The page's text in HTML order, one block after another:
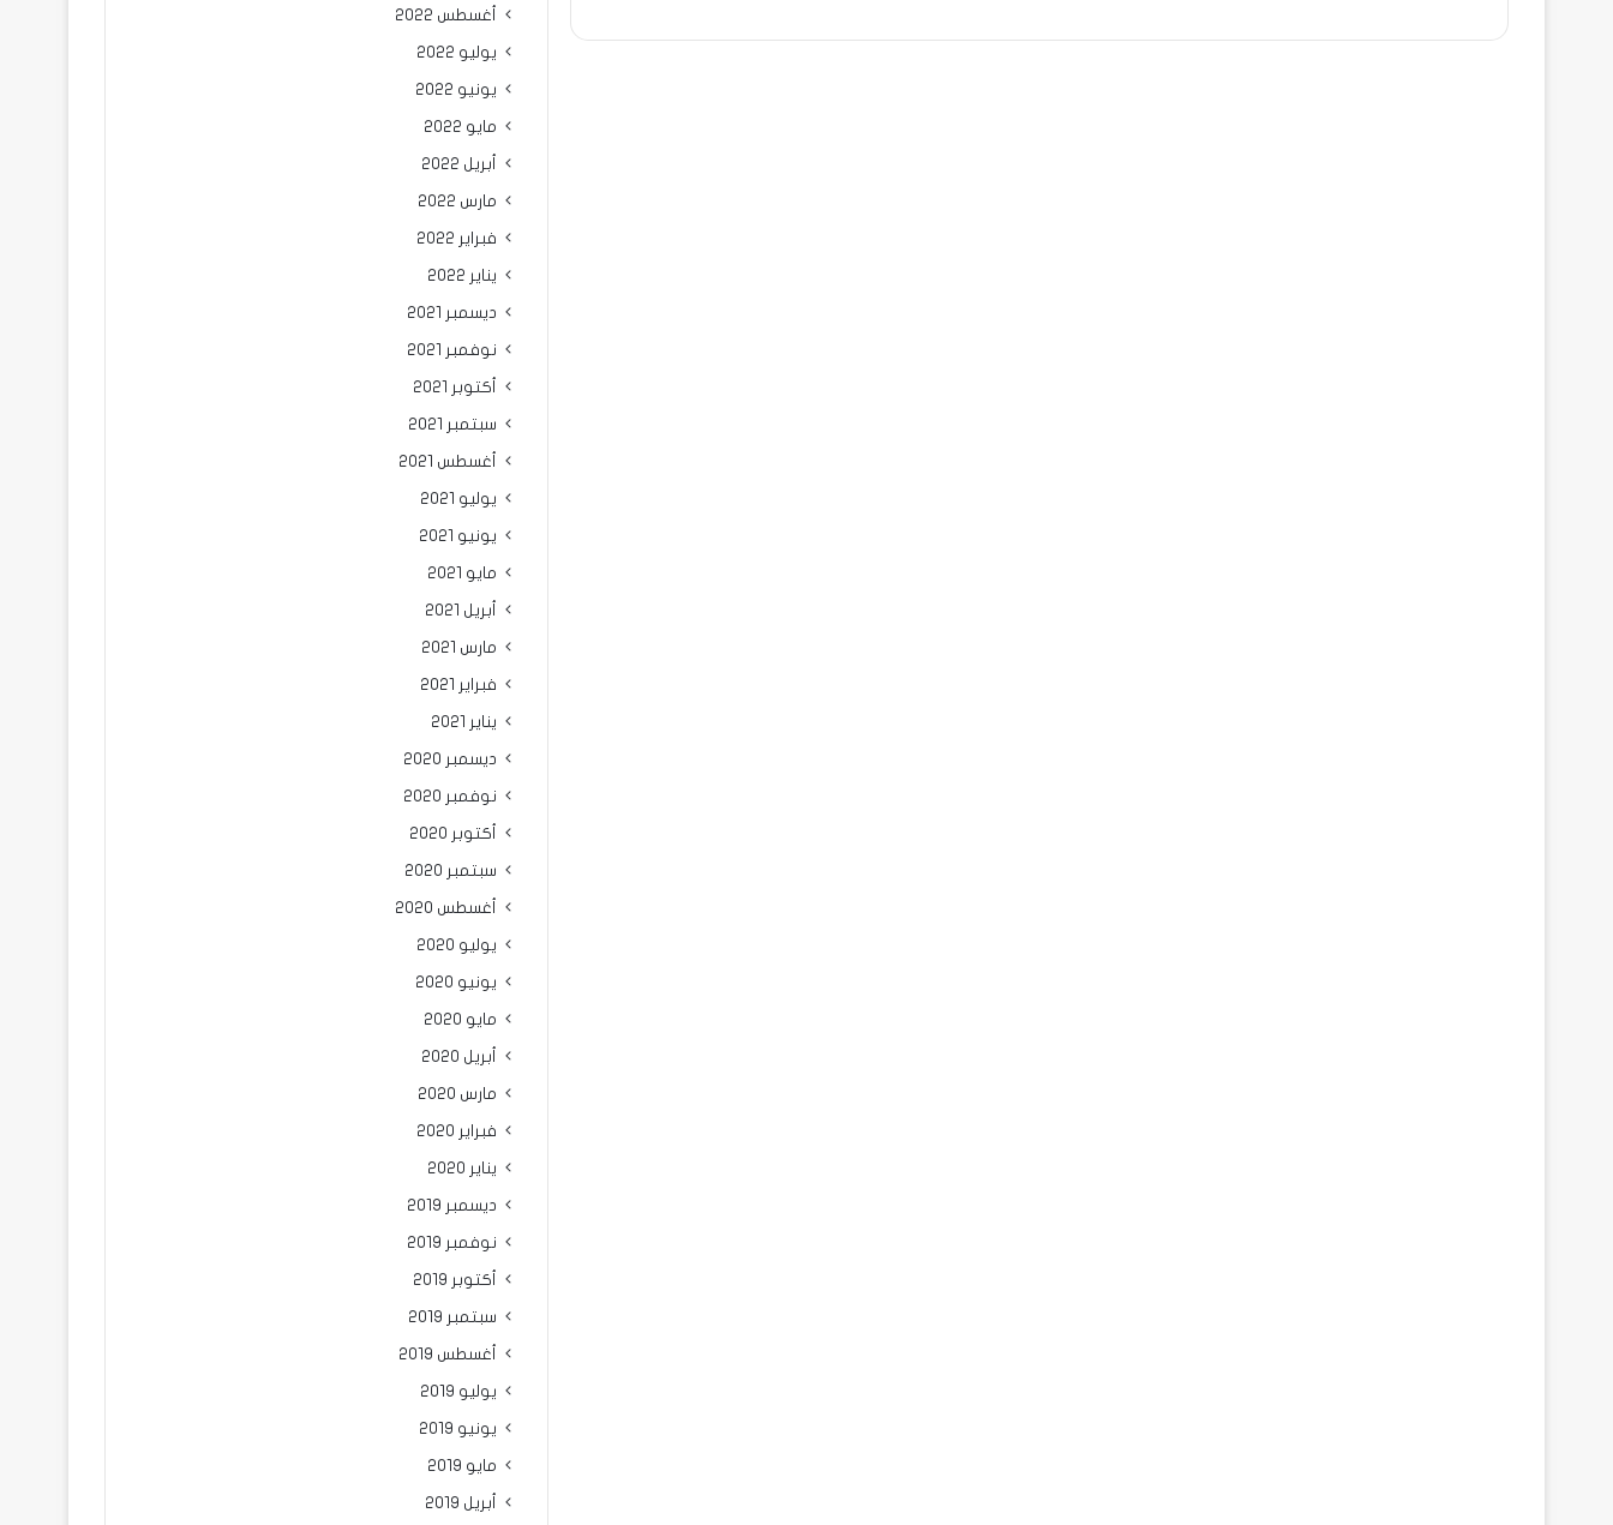
أغسطس 2022
يوليو 2022
يونيو 2022
مايو 2022
أبريل 2022
مارس 2022
فبراير 2022
يناير 2022
ديسمبر 2021
نوفمبر 2021
أكتوبر 2021
سبتمبر 2021
أغسطس 2021
يوليو 2021
يونيو 2021
مايو 2021
أبريل 2021
مارس 2021
فبراير 2021
يناير 2021
ديسمبر 2020
نوفمبر 2020
أكتوبر 2020
سبتمبر 2020
أغسطس 2020
يوليو 2020
يونيو 2020
مايو 2020
أبريل 2020
مارس 2020
فبراير 2020
يناير 2020
ديسمبر 2019
نوفمبر 2019
أكتوبر 2019
سبتمبر 2019
أغسطس 2019
يوليو 2019
يونيو 2019
مايو 2019
أبريل 2019